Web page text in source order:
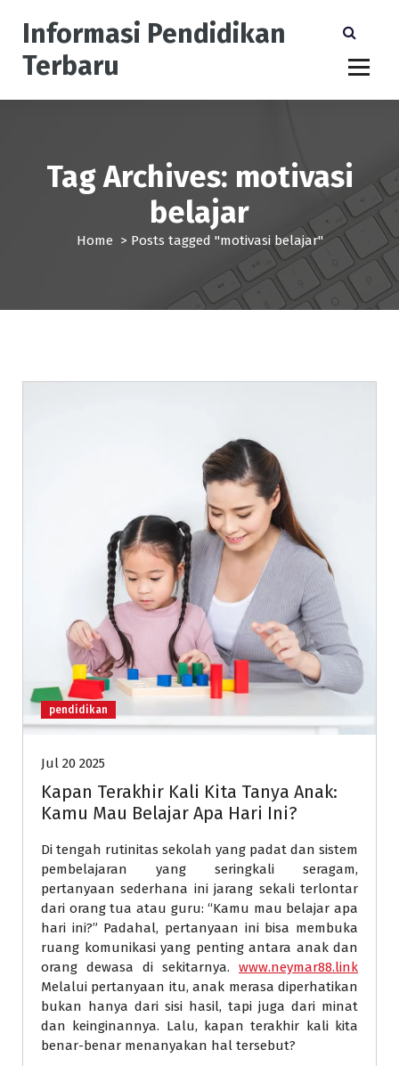
Informasi Pendidikan
Terbaru
Tag Archives: motivasi
belajar
Home > Posts tagged "motivasi belajar"
pendidikan
Jul 20 2025
Kapan Terakhir Kali Kita Tanya Anak:
Kamu Mau Belajar Apa Hari Ini?
Di tengah rutinitas sekolah yang padat dan sistem
pembelajaran yang seringkali seragam,
pertanyaan sederhana ini jarang sekali terlontar
dari orang tua atau guru: “Kamu mau belajar apa
hari ini?” Padahal, pertanyaan ini bisa membuka
ruang komunikasi yang penting antara anak dan
orang dewasa di sekitarnya. www.neymar88.link
Melalui pertanyaan itu, anak merasa diperhatikan
bukan hanya dari sisi hasil, tapi juga dari minat
dan keinginannya. Lalu, kapan terakhir kali kita
benar-benar menanyakan hal tersebut?